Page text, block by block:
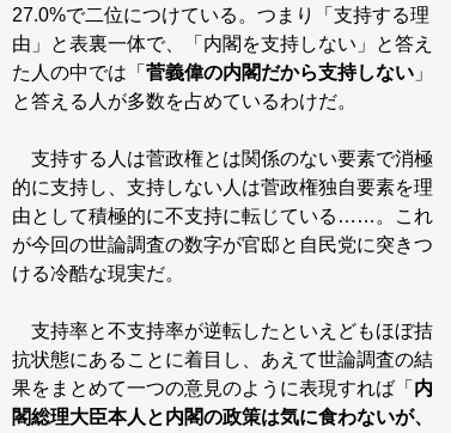
27.0%で二位につけている。つまり「支持する理
由」と表裏一体で、「内閣を支持しない」と答え
た人の中では「 菅義偉の内閣だから支持しない 」
と答える人が多数を占めているわけだ。
支持する人は菅政権とは関係のない要素で消極
的に支持し、支持しない人は菅政権独自要素を理
由として積極的に不支持に転じている……。これ
が今回の世論調査の数字が官邸と自民党に突きつ
ける冷酷な現実だ。
支持率と不支持率が逆転したといえどもほぼ拮
抗状態にあることに着目し、あえて世論調査の結
果をまとめて一つの意見のように表現すれば「 内
閣総理大臣本人と内閣の政策は気に食わないが、